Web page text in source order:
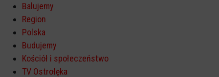
Balujemy
Region
Polska
Budujemy
Kościół i społeczeństwo
TV Ostrołęka